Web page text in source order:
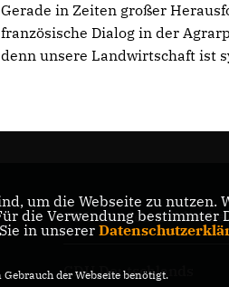
Gerade in Zeiten großer
französische Dialog in der
denn unsere Landwirtschaft ist
CDU Minden-Lübbecke
CDU Deutschlands
um die Webseite zu
die Verwendung
in unserer
der Webseite benötigt.